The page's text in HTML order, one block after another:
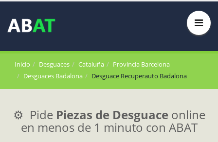
Inicio Desguaces Cataluña
Provincia Barcelona
Desguaces Badalona
Desguace Recuperauto Badalona
⚙️ Pide Piezas de Desguace online
en menos de 1 minuto con ABAT